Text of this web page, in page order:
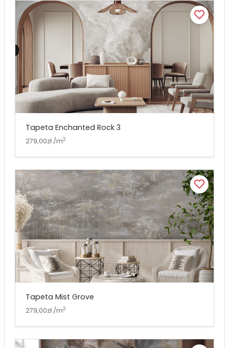
Tapeta Enchanted Rock 3
279,00zł /m2
Tapeta Mist Grove
279,00zł /m2